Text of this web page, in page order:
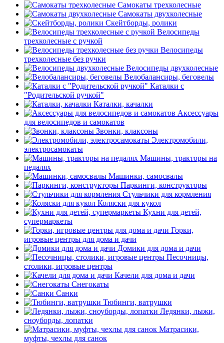
Самокаты трехколесные
Самокаты двухколесные
Скейтборды, ролики
Велосипеды
трехколесные с ручкой
Велосипеды
трехколесные без ручки
Велосипеды двухколесные
Велобалансиры, беговелы
Каталки с
"Родительской ручкой"
Каталки, качалки
Аксессуары
для велосипедов и самокатов
Звонки, клаксоны
Электромобили,
электросамокаты
Машины, тракторы на
педалях
Машинки, самосвалы
Паркинги, конструкторы
Стульчики для кормления
Коляски для кукол
Кухни для детей,
супермаркеты
Горки,
игровые центры для дома и дачи
Домики для дома и дачи
Песочницы,
столики, игровые центры
Качели для дома и дачи
Снегокаты
Санки
Тюбинги, ватрушки
Ледянки, лыжи,
сноуборды, лопатки
Матрасики,
муфты, чехлы для санок